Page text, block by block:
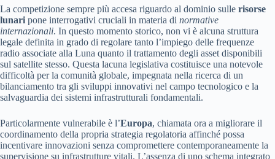
La competizione sempre più accesa riguardo al dominio sulle risorse
lunari pone interrogativi cruciali in materia di normative
internazionali. In questo momento storico, non vi è alcuna struttura
legale definita in grado di regolare tanto l’impiego delle frequenze
radio associate alla Luna quanto il trattamento degli asset disponibili
sul satellite stesso. Questa lacuna legislativa costituisce una notevole
difficoltà per la comunità globale, impegnata nella ricerca di un
bilanciamento tra gli sviluppi innovativi nel campo tecnologico e la
salvaguardia dei sistemi infrastrutturali fondamentali.
Particolarmente vulnerabile è l’Europa, chiamata ora a migliorare il
coordinamento della propria strategia regolatoria affinché possa
incentivare innovazioni senza compromettere contemporaneamente la
supervisione su infrastrutture vitali. L’assenza di uno schema integrato